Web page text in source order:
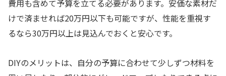
費用も含めて予算を立てる必要があります。安価な素材だ
けで済ませれば20万円以下も可能ですが、性能を重視す
るなら30万円以上は見込んでおくと安心です。
DIYのメリットは、自分の予算に合わせて少しずつ材料を